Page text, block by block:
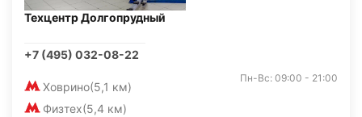
Техцентр Долгопрудный
+7 (495) 032-08-22
Ховрино(5,1 км)
Физтех(5,4 км)
Пн-Вс: 09:00 - 21:00